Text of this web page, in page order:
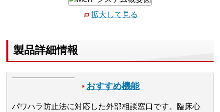
拡大して見る
製品詳細情報
おすすめ機能
パワハラ防止法に対応した外部相談窓口です。臨床心